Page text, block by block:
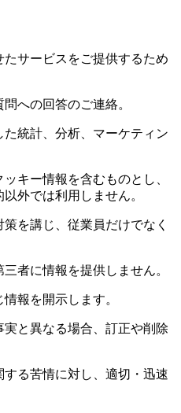
サービスをご提供するため
への回答のご連絡。
統計、分析、マーケティン
キー情報を含むものとし、
外では利用しません。
を講じ、従業員だけでなく
者に情報を提供しません。
報を開示します。
と異なる場合、訂正や削除
る苦情に対し、適切・迅速